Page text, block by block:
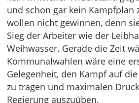
und schon gar kein Kampfplan
wollen nicht gewinnen, denn
Sieg der Arbeiter wie der
Weihwasser. Gerade die Zeit
Kommunalwahlen wäre eine
Gelegenheit, den Kampf auf
zu tragen und maximalen
Regierung auszuüben.